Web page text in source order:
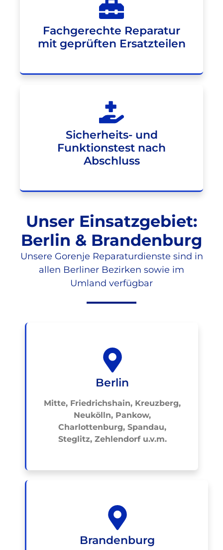
Fachgerechte Reparatur
mit geprüften Ersatzteilen
Sicherheits- und
Funktionstest nach
Abschluss
Unser Einsatzgebiet:
Berlin & Brandenburg
Unsere Gorenje Reparaturdienste sind in
allen Berliner Bezirken sowie im
Umland verfügbar
Berlin
Mitte, Friedrichshain, Kreuzberg,
Neukölln, Pankow,
Charlottenburg, Spandau,
Steglitz, Zehlendorf u.v.m.
Brandenburg